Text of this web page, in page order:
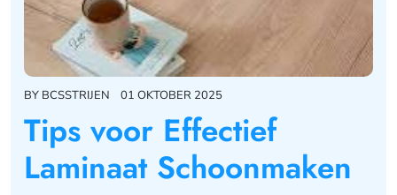
BY BCSSTRIJEN 01 OKTOBER 2025
Tips voor Effectief
Laminaat Schoonmaken